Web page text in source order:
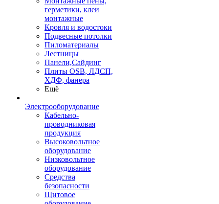
герметики, клеи
монтажные
Кровля и водостоки
Подвесные потолки
Пиломатериалы
Лестницы
Панели,Сайдинг
Плиты OSB, ЛДСП,
ХДФ, фанера
Ещё
Электрооборудование
Кабельно-
проводниковая
продукция
Высоковольтное
оборудование
Низковольтное
оборудование
Средства
безопасности
Щитовое